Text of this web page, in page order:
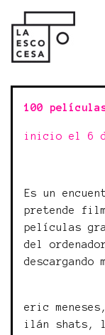
100
inicio el 6
Es un
pretende
películas
del
eric
ilán shats,